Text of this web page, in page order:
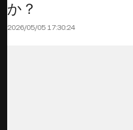
か？
2026/05/05 17:30:24